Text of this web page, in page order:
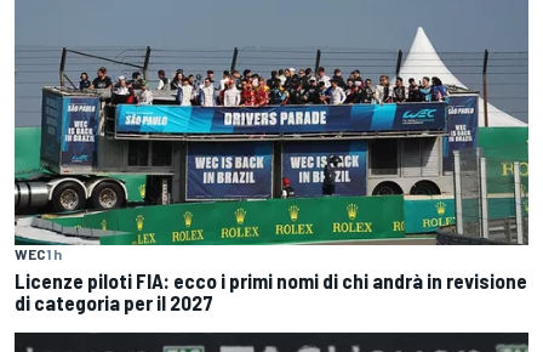
WEC1 h
Licenze piloti FIA: ecco i primi nomi di chi andrà in revisione
di categoria per il 2027